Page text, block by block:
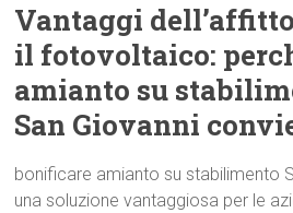
Vantaggi
il fotovoltaico:
amianto su
San Giovanni
bonificare amianto su stabilimento
una soluzione vantaggiosa per le